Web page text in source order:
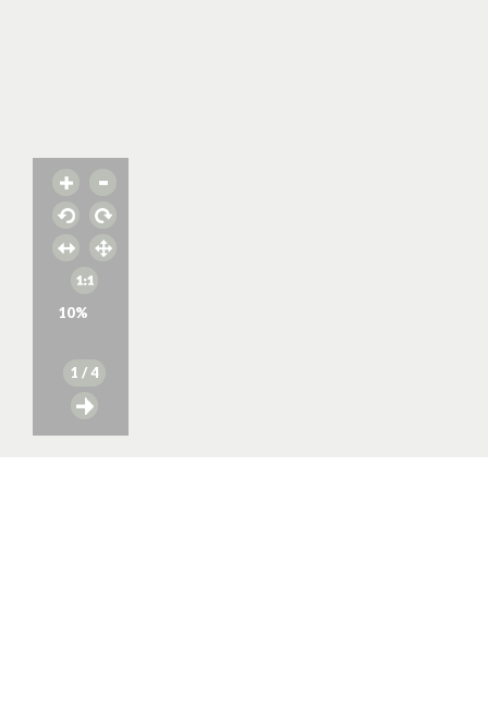
10%
1 / 4